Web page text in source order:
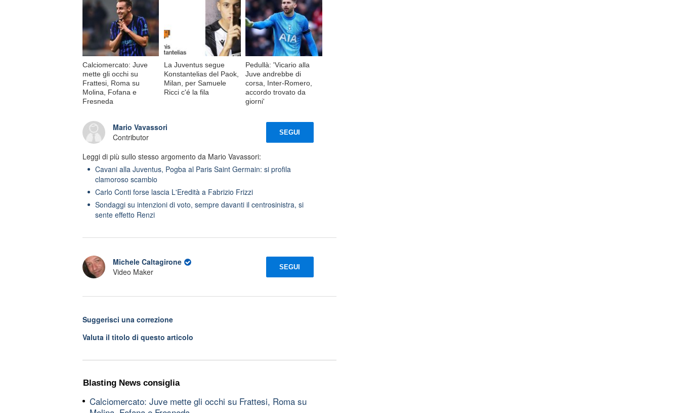
Calciomercato: Juve
mette gli occhi su
Frattesi, Roma su
Molina, Fofana e
Fresneda
La Juventus segue
Konstantelias del Paok,
Milan, per Samuele
Ricci c'é la fila
Pedullà: 'Vicario alla
Juve andrebbe di
corsa, Inter-Romero,
accordo trovato da
giorni'
Mario Vavassori
Contributor
SEGUI
Leggi di più sullo stesso argomento da Mario Vavassori:
Cavani alla Juventus, Pogba al Paris Saint Germain: si profila
clamoroso scambio
Carlo Conti forse lascia L'Eredità a Fabrizio Frizzi
Sondaggi su intenzioni di voto, sempre davanti il centrosinistra, si
sente effetto Renzi
Michele Caltagirone
Video Maker
SEGUI
Suggerisci una correzione
Valuta il titolo di questo articolo
Blasting News consiglia
Calciomercato: Juve mette gli occhi su Frattesi, Roma su